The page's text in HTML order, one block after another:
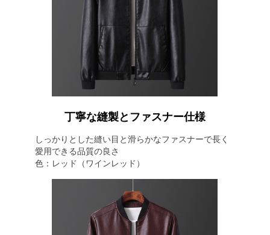
丁寧な縫製とファスナー仕様
しっかりとした縫い目と滑らかなファスナーで長く
愛用できる品質の良さ
色：レッド（ワインレッド）